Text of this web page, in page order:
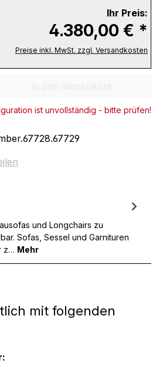
Ihr Preis:
4.380,00 € *
Preise inkl. MwSt. zzgl. Versandkosten
Gib den
ist unvollständig - bitte prüfen!
und Longchairs zu
Sofas, Sessel und Garnituren
z… Mehr
mit folgenden